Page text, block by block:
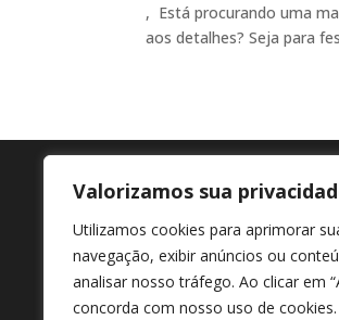
Valorizamos sua
Utilizamos cookies para aprimorar
navegação, exibir anúncios ou
analisar nosso tráfego. Ao clicar em
concorda com nosso uso de cookies.
, Está procurando uma
aos detalhes? Seja para
Agende agora
+55 11 98807-7322